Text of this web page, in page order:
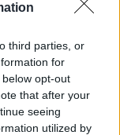
third parties, or
for
opt-out
that after your
seeing
utilized by